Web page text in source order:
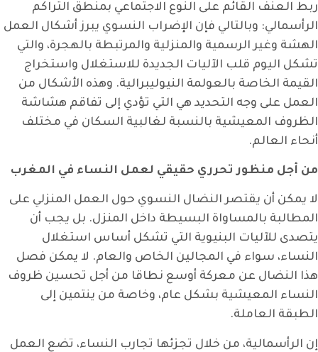
ربط العنف القائم على النوع الاجتماعي بمنطق التراكم
الرأسمالي: وبالتالي فإن الإضراب النسوي يبرز أشكال العمل
الهشة وغير الرسمية والمنزلية والمرتبطة بالهجرة، والتي
تشكل اليوم قلب الآليات الجديدة للاستغلال واستخراج
القيمة الخاصة بالعولمة النيوليبرالية. وهذه الأشكال من
العمل على وجه التحديد هي التي تؤدي إلى تفاقم هشاشة
الظروف المعيشية بالنسبة لغالبية السكان في مختلف
أنحاء العالم.
من أجل منظور تحرري حقيقي لعمل النساء في المغرب
لا يمكن أن يقتصر النضال النسوي حول العمل المنزلي على
المطالبة بالمساواة البسيطة داخل المنزل. بل يجب أن
يتصدى للآليات البنيوية التي تشكل أساس استغلال
النساء، سواء في المجالين الخاص والعام. لا يمكن فصل
هذا النضال عن معركة أوسع نطاقا من أجل تحسين ظروف
النساء المعيشية بشكل عام، وخاصة من ينتمين إلى
الطبقة العاملة.
إن الرأسمالية، من خلال تجزئها تجارب النساء، تضع العمل